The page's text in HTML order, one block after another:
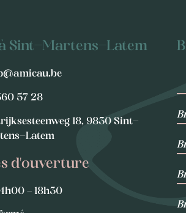
Sint-Martens-Latem
57 28
18, 9830 Sint-
Latem
d'ouverture
– 18h30